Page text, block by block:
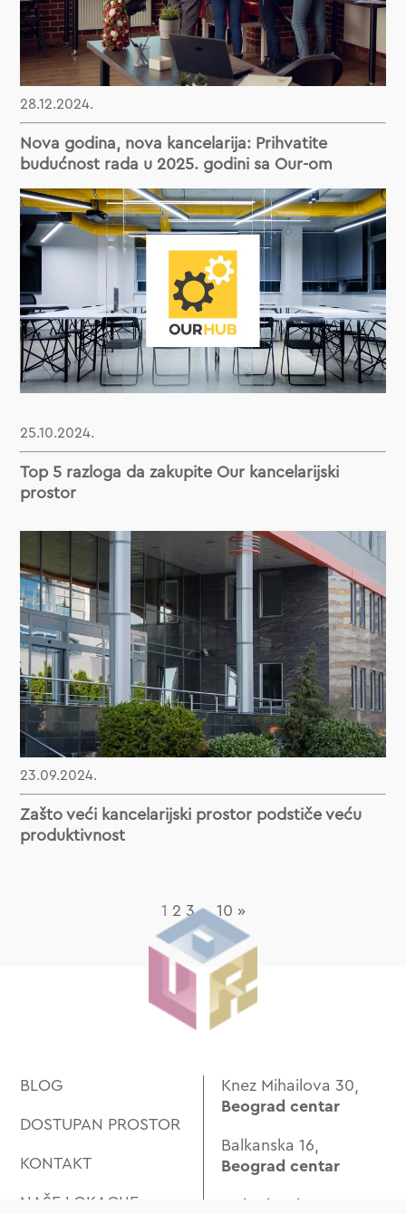
28.12.2024.
Nova godina, nova kancelarija: Prihvatite
budućnost rada u 2025. godini sa Our-om
25.10.2024.
Top 5 razloga da zakupite Our kancelarijski
prostor
23.09.2024.
Zašto veći kancelarijski prostor podstiče veću
produktivnost
1 2 3 … 10 »
BLOG
DOSTUPAN PROSTOR
KONTAKT
NAŠE LOKACIJE
Knez Mihailova 30,
Beograd centar
Balkanska 16,
Beograd centar
Makedonska 12,